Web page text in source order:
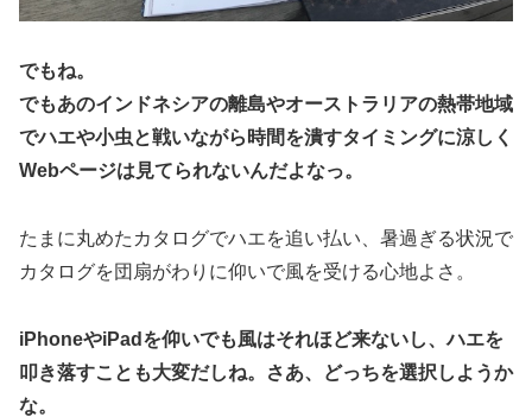
でもね。
でもあのインドネシアの離島やオーストラリアの熱帯地域
でハエや小虫と戦いながら時間を潰すタイミングに涼しく
Webページは見てられないんだよなっ。
たまに丸めたカタログでハエを追い払い、暑過ぎる状況で
カタログを団扇がわりに仰いで風を受ける心地よさ。
iPhoneやiPadを仰いでも風はそれほど来ないし、ハエを
叩き落すことも大変だしね。さあ、どっちを選択しようか
な。